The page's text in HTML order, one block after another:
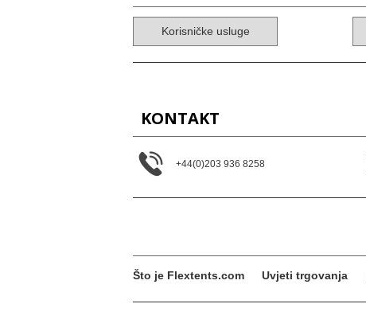
Korisničke usluge
KONTAKT
+44(0)203 936 8258
Što je Flextents.com Uvjeti trgovanja